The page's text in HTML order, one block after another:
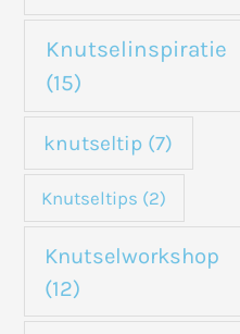
Knutselinspiratie
(15)
knutseltip (7)
Knutseltips (2)
Knutselworkshop
(12)